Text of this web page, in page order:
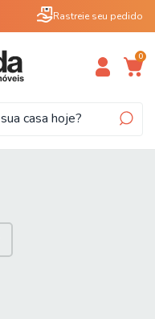
Rastreie seu pedido
0